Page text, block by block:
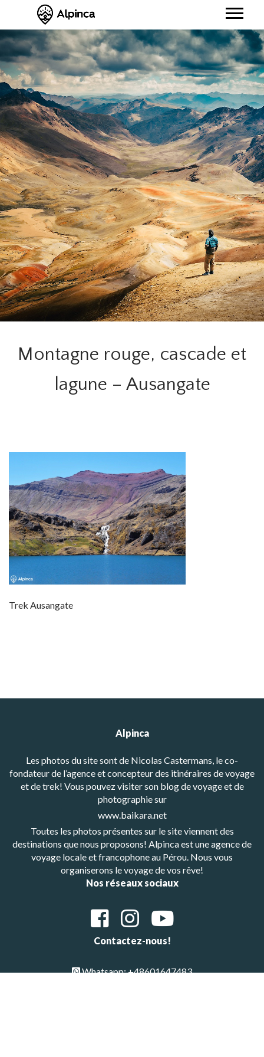
Montagne rouge, cascade et
lagune – Ausangate
Trek Ausangate
Alpinca
Les photos du site sont de Nicolas Castermans, le co-
fondateur de l’agence et concepteur des itinéraires de voyage
et de trek! Vous pouvez visiter son blog de voyage et de
photographie sur
www.baikara.net
Toutes les photos présentes sur le site viennent des
destinations que nous proposons! Alpinca est une agence de
voyage locale et francophone au Pérou. Nous vous
organiserons le voyage de vos rêve!
Nos réseaux sociaux
Contactez-nous!
Whatsapp: +48601647483